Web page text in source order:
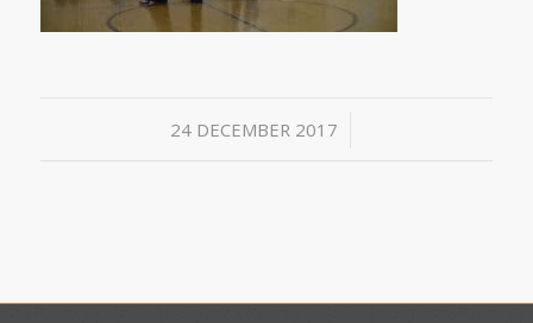
24 DECEMBER 2017
/